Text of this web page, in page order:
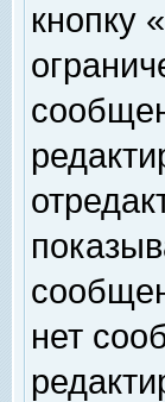
кнопку
нет